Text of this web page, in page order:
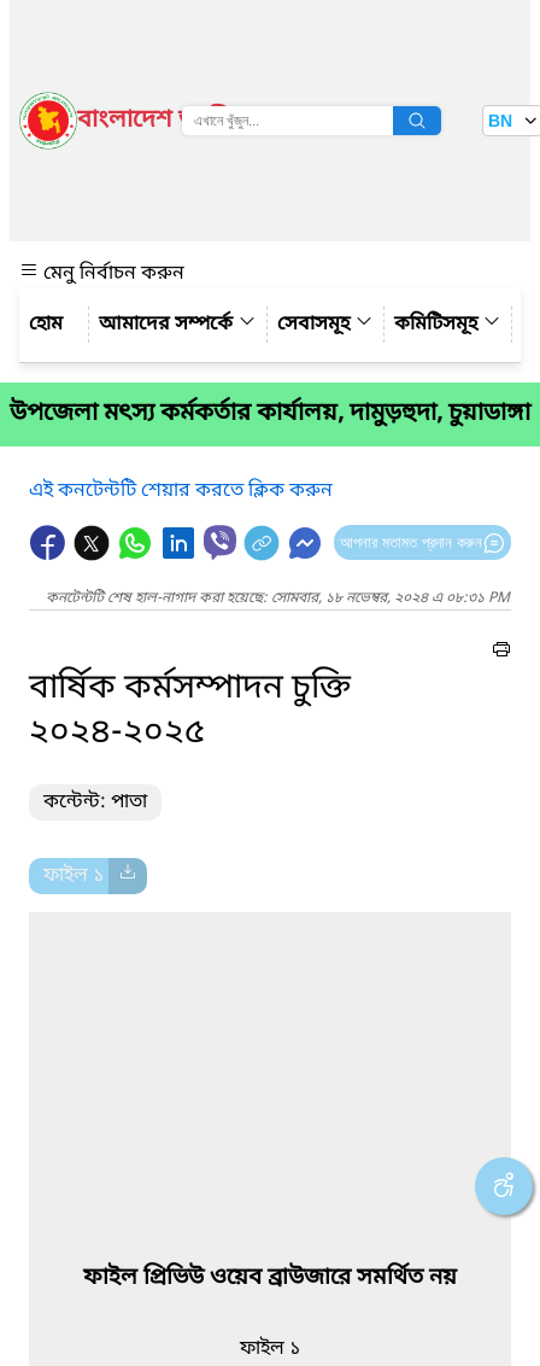
বাংলাদেশ জাতীয় তথ্য বাতায়ন BN
মেনু নির্বাচন করুন
আমাদের সম্পর্কে
সেবাসমূহ কমিটিসমূহ
উপজেলা মৎস্য কর্মকর্তার কার্যালয়, দামুড়হুদা, চুয়াডাঙ্গা
এই কনটেন্টটি শেয়ার করতে ক্লিক করুন
আপনার মতামত প্রদান করুন
কনটেন্টটি শেষ হাল-নাগাদ করা হয়েছে: সোমবার, ১৮ নভেম্বর, ২০২৪ এ ০৮:৩১ PM
বার্ষিক কর্মসম্পাদন চুক্তি
২০২৪-২০২৫
কন্টেন্ট: পাতা
ফাইল ১
ফাইল প্রিভিউ ওয়েব ব্রাউজারে সমর্থিত নয়
ফাইল ১